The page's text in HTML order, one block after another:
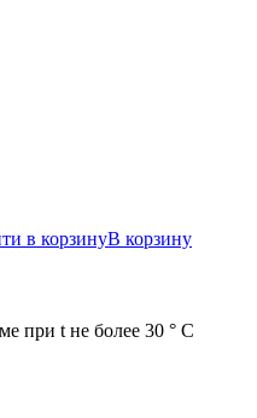
в корзинуВ корзину
при t не более 30 ° С